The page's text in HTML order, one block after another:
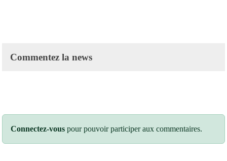
Commentez la news
Connectez-vous pour pouvoir participer aux commentaires.